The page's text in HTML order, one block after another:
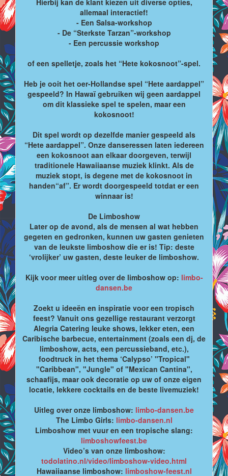
Hierbij kan de klant kiezen uit diverse opties,
allemaal interactief!
- Een Salsa-workshop
- De “Sterkste Tarzan”-workshop
- Een percussie workshop
of een spelletje, zoals het “Hete kokosnoot”-spel.
Heb je ooit het oer-Hollandse spel “Hete aardappel”
gespeeld? In Hawaï gebruiken wij geen aardappel
om dit klassieke spel te spelen, maar een
kokosnoot!
Dit spel wordt op dezelfde manier gespeeld als
“Hete aardappel”. Onze danseressen laten iedereen
een kokosnoot aan elkaar doorgeven, terwijl
traditionele Hawaiiaanse muziek klinkt. Als de
muziek stopt, is degene met de kokosnoot in
handen“af”. Er wordt doorgespeeld totdat er een
winnaar is!
De Limboshow
Later op de avond, als de mensen al wat hebben
gegeten en gedronken, kunnen uw gasten genieten
van de leukste limboshow die er is! Tip: deste
‘vrolijker’ uw gasten, deste leuker de limboshow.
Kijk voor meer uitleg over de limboshow op: limbo-
dansen.be
Zoekt u ideeën en inspiratie voor een tropisch
feest? Vanuit ons gezellige restaurant verzorgt
Alegria Catering leuke shows, lekker eten, een
Caribische barbecue, entertainment (zoals een dj, de
limboshow, acts, een percussieband, etc.),
foodtruck in het thema ‘Calypso’ "Tropical"
"Caribbean", "Jungle" of "Mexican Cantina",
schaafijs, maar ook decoratie op uw of onze eigen
locatie, lekkere cocktails en de beste livemuziek!
Uitleg over onze limboshow: limbo-dansen.be
The Limbo Girls: limbo-dansen.nl
Limboshow met vuur en een tropische slang:
limboshowfeest.be
Video’s van onze limboshow:
todolatino.nl/video/limboshow-video.html
Hawaiiaanse limboshow: limboshow-feest.nl